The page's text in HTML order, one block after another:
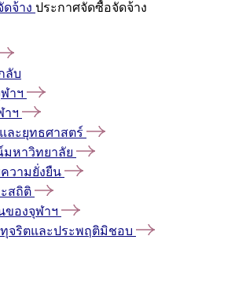
จ้าง ประกาศจัดซื้อจัดจ้าง
ลับ
าฯ
าฯ
ละยุทธศาสตร์
หาวิทยาลัย
วามยั่งยืน
สถิติ
ของจุฬาฯ
ทุจริตและประพฤติมิชอบ